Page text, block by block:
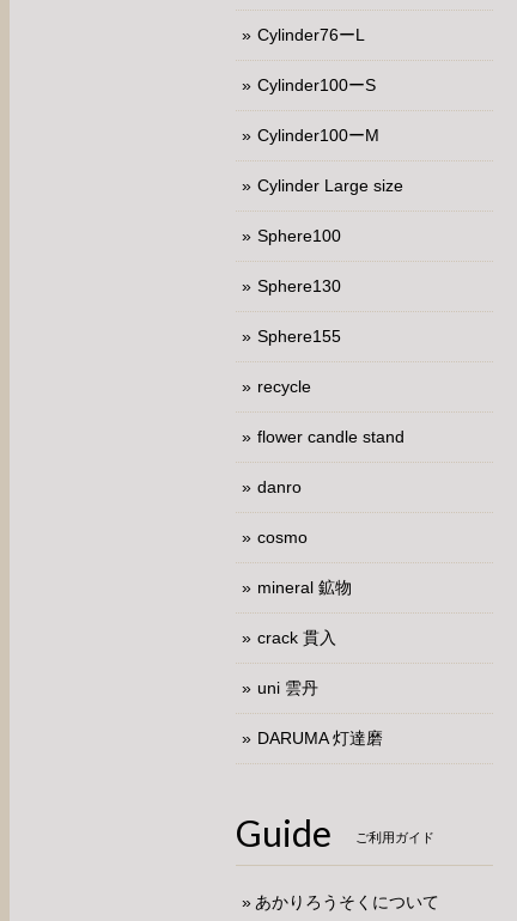
Cylinder76ーL
Cylinder100ーS
Cylinder100ーM
Cylinder Large size
Sphere100
Sphere130
Sphere155
recycle
flower candle stand
danro
cosmo
mineral 鉱物
crack 貫入
uni 雲丹
DARUMA 灯達磨
Guide ご利用ガイド
あかりろうそくについて